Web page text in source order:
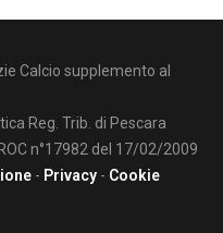
Calcio supplemento al
Reg. Trib. di Pescara
n°17982 del 17/02/2009
- Privacy - Cookie